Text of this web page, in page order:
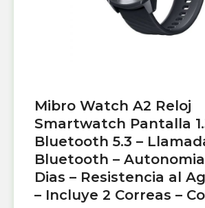
Mibro Watch A2 Reloj
Smartwatch Pantalla
Bluetooth 5.3 –
Bluetooth –
Dias – Resistencia al
– Incluye 2 Correas –